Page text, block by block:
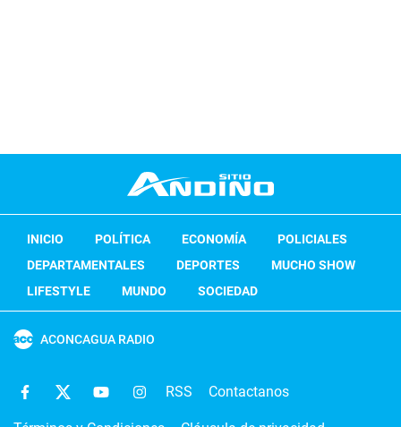
INICIO POLÍTICA ECONOMÍA
POLICIALES
DEPARTAMENTALES
DEPORTES
MUCHO SHOW
LIFESTYLE
MUNDO SOCIEDAD
ACONCAGUA RADIO
RSS Contactanos